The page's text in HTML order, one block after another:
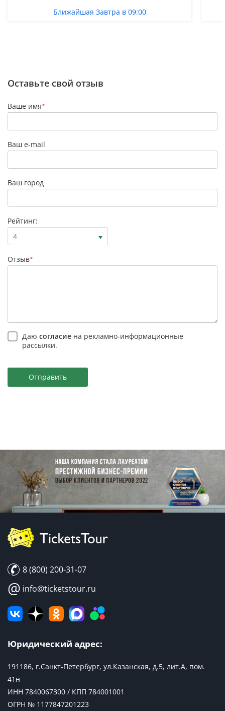
Ближайшая Завтра в 09:00
Оставьте свой отзыв
Ваше имя*
Ваш e-mail
Ваш город
Рейтинг:
4
Отзыв*
Даю согласие на рекламно-информационные
рассылки.
Отправить
8 (800) 200-31-07
@ info@ticketstour.ru
Юридический адрес:
191186, г.Санкт-Петербург, ул.Казанская, д.5, лит.А, пом.
41н
ИНН 7840067300 / КПП 784001001
ОГРН № 1177847201223